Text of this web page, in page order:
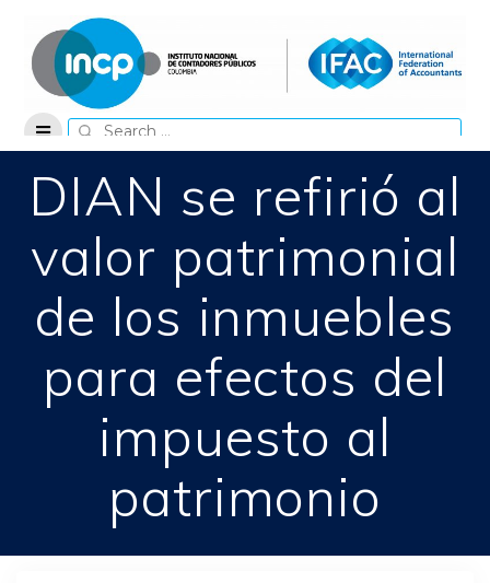
content
Search
for:
DIAN se refirió al
valor patrimonial
de los inmuebles
para efectos del
impuesto al
patrimonio